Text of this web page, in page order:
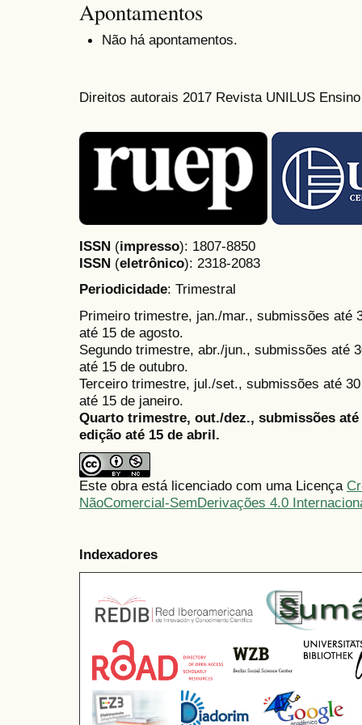
Apontamentos
Não há apontamentos.
Direitos autorais 2017 Revista UNILUS
ISSN (impresso): 1807-8850
ISSN (eletrônico): 2318-2083
Periodicidade: Trimestral
Primeiro trimestre, jan./mar., submissões até
até 15 de agosto.
Segundo trimestre, abr./jun., submissões até
até 15 de outubro.
Terceiro trimestre, jul./set., submissões até
até 15 de janeiro.
Quarto trimestre, out./dez., submissões
edição até 15 de abril.
Este obra está licenciado com uma Licença
NãoComercial-SemDerivações 4.0
Indexadores